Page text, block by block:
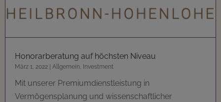
Honorarberatung auf höchsten Niveau
März 1, 2022 | Allgemein Investment
Mit unserer Premiumdienstleistung in
Vermögensplanung und wissenschaftlicher